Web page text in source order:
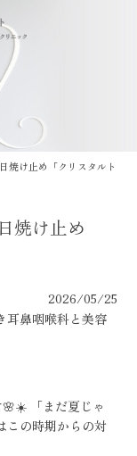
焼け止め「クリスタルト
焼け止め
2026/05/25
耳鼻咽喉科と美容
「まだ夏じゃ
この時期からの対